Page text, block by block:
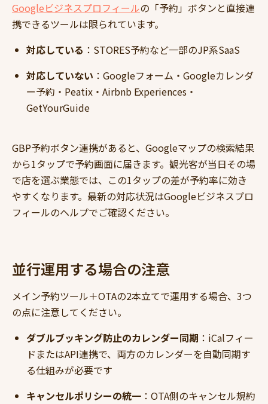
Googleビジネスプロフィールの「予約」ボタンと直接連
携できるツールは限られています。
対応している ：STORES予約など一部のJP系SaaS
対応していない ：Googleフォーム・Googleカレンダ
ー予約・Peatix・Airbnb Experiences・
GetYourGuide
GBP予約ボタン連携があると、Googleマップの検索結果
から1タップで予約画面に届きます。観光客が当日その場
で店を選ぶ業態では、この1タップの差が予約率に効き
やすくなります。最新の対応状況はGoogleビジネスプロ
フィールのヘルプでご確認ください。
並行運用する場合の注意
メイン予約ツール＋OTAの2本立てで運用する場合、3つ
の点に注意してください。
ダブルブッキング防止のカレンダー同期 ：iCalフィー
ドまたはAPI連携で、両方のカレンダーを自動同期す
る仕組みが必要です
キャンセルポリシーの統一 ：OTA側のキャンセル規約